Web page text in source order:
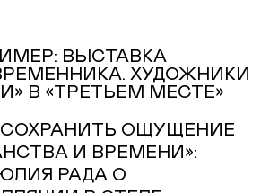
ВЫСТАВКА
ХУДОЖНИКИ
В «ТРЕТЬЕМ МЕСТЕ»